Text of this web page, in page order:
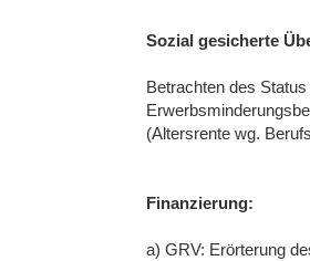
Sozial gesicherte
Betrachten des
(Altersrente wg.
Finanzierung:
a) GRV: Erörterung